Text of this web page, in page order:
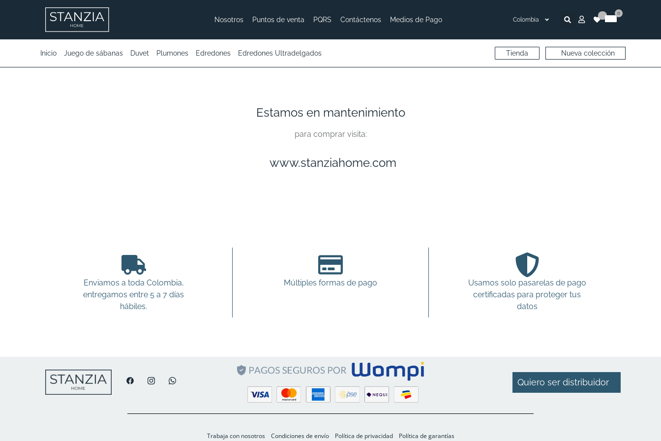
Nosotros Puntos de venta PQRS Contáctenos Medios de Pago Colombia
0
Inicio Juego de sábanas Duvet Plumones Edredones Edredones Ultradelgados Tienda Nueva colección
Estamos en mantenimiento
para comprar visita:
www.stanziahome.com
Enviamos a toda Colombia,
entregamos entre 5 a 7 días
hábiles.
Múltiples formas de pago
Usamos solo pasarelas de pago
certificadas para proteger tus
datos
Quiero ser distribuidor
Trabaja con nosotros Condiciones de envío Política de privacidad Política de garantías